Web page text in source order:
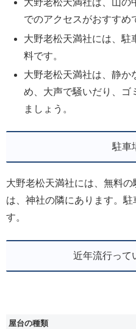
大野老松天満社は、山の
でのアクセスがおすすめ
大野老松天満社には、駐
料です。
大野老松天満社は、静か
め、大声で騒いだり、ゴ
ましょう。
駐車
大野老松天満社には、無料
は、神社の隣にあります。
す。
近年流行って
屋台の種類